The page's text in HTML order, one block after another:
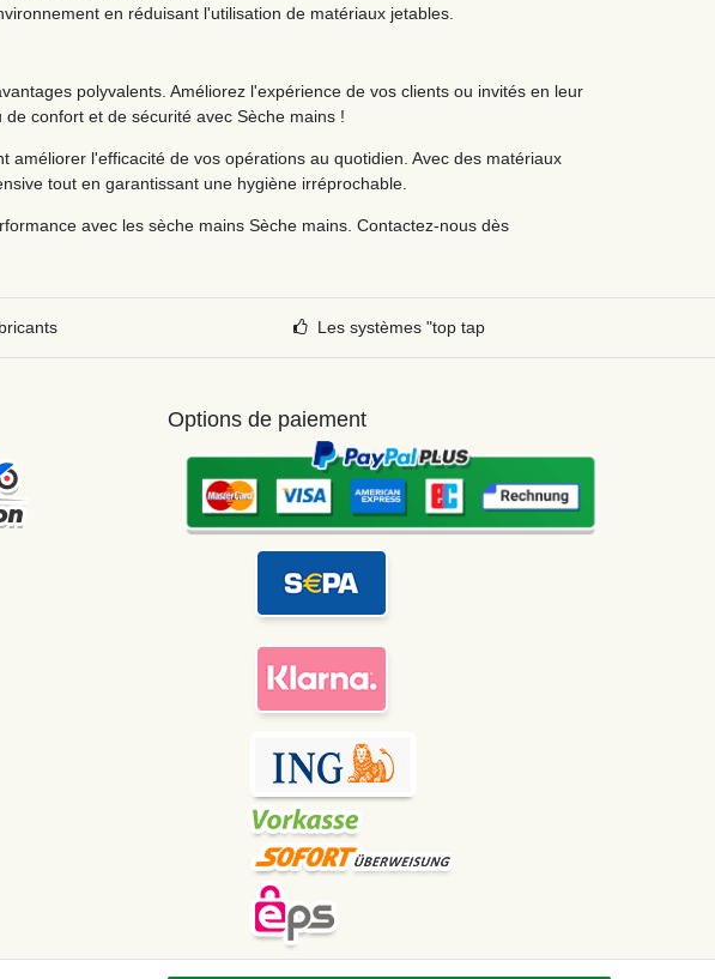
en réduisant l'utilisation de matériaux jetables.
polyvalents. Améliorez l'expérience de vos clients ou invités en leur
confort et de sécurité avec Sèche mains !
l'efficacité de vos opérations au quotidien. Avec des matériaux
tout en garantissant une hygiène irréprochable.
avec les sèche mains Sèche mains. Contactez-nous dès
Les systèmes "top tap
Options de paiement